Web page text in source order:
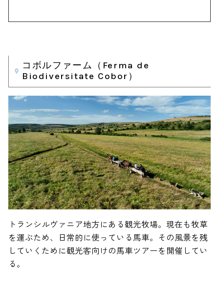
コボルファーム（Ferma de
Biodiversitate Cobor）
トランシルヴァニア地方にある観光牧場。現在も牧草
を運ぶため、日常的に使っている馬車。その風景を残
していくために観光客向けの馬車ツアーを開催してい
る。